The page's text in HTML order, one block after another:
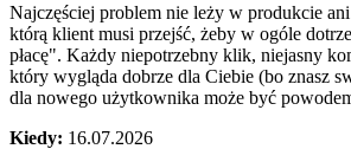
Najczęściej problem nie leży w produkcie
którą klient musi przejść, żeby w ogóle
płacę". Każdy niepotrzebny klik, niejasny
który wygląda dobrze dla Ciebie (bo znasz
dla nowego użytkownika może być
Kiedy: 16.07.2026